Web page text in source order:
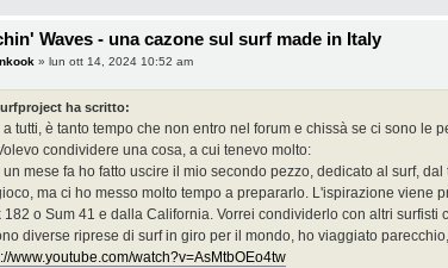
Waves - una cazone sul surf made in Italy
» lun ott 14, 2024 10:52 am
ha scritto:
tutti, è tanto tempo che non entro nel forum e chissà se ci sono le
condividere una cosa, a cui tenevo molto:
un mese fa ho fatto uscire il mio secondo pezzo, dedicato al surf,
ma ci ho messo molto tempo a prepararlo. L'ispirazione viene
182 o Sum 41 e dalla California. Vorrei condividerlo con altri surfisti
diverse riprese di surf in giro per il mondo, ho viaggiato
www.youtube.com/watch?v=AsMtbOEo4tw